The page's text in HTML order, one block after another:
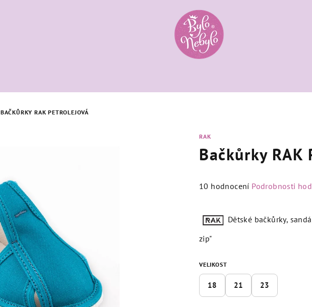
BAČKŮRKY RAK PETROLEJOVÁ
RAK
Bačkůrky
Průměrné
je
4,7
10 hodnocení Podrobnosti
Dětské bačkůrky,
zip"
VELIKOST
18 21 23